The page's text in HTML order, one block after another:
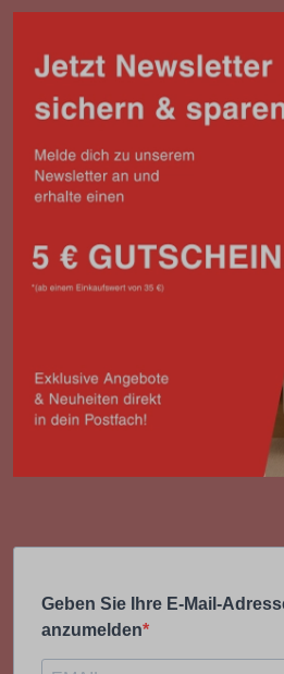
Geben Sie Ihre E-Mail-
anzumelden